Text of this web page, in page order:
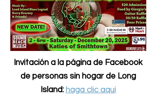
Invitación a la página de Facebook
de personas sin hogar de Long
Island: haga clic aquí